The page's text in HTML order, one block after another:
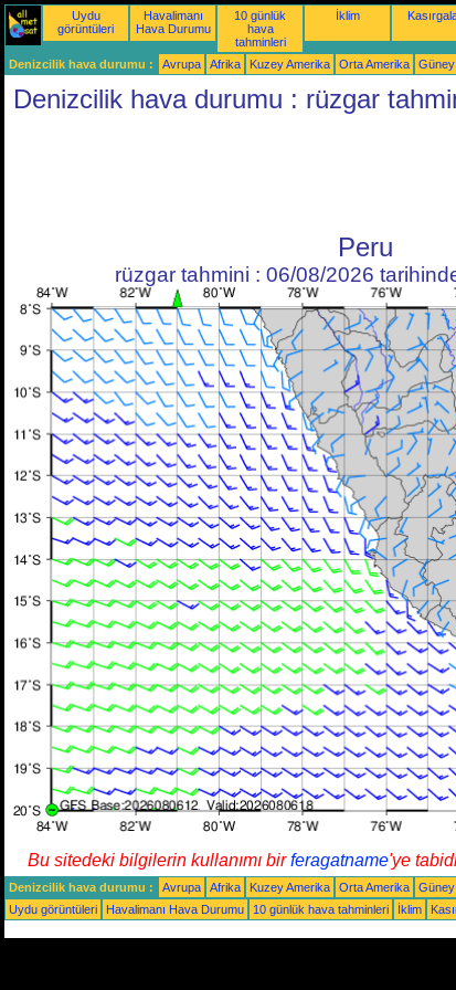
Uydu
görüntüleri
Havalimanı
Hava Durumu
10 günlük
hava
tahminleri
İklim
Denizcilik hava durumu : Avrupa Afrika Kuzey Amerika Orta Amerika
Denizcilik hava durumu : rüzgar
Peru
rüzgar tahmini : 06/08/2026
Bu sitedeki bilgilerin kullanımı birferagatname'ye
Denizcilik hava durumu : Avrupa Afrika Kuzey Amerika Orta Amerika
Uydu görüntüleri
Havalimanı Hava Durumu 10 günlük hava tahminleri İklim